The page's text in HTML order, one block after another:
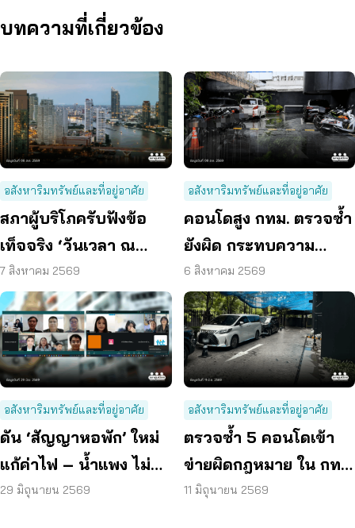
บทความที่เกี่ยวข้อง
อสังหาริมทรัพย์และที่อยู่อาศัย
สภาผู้บริโภครับฟังข้อ
เท็จจริง ‘วันเวลา ณ
เจ้าพระยา’ ยืนยันมีถนน
6 ม. รอบอาคาร
7 สิงหาคม 2569
อสังหาริมทรัพย์และที่อยู่อาศัย
คอนโดสูง กทม. ตรวจซ้ำ
ยังผิด กระทบความ
ปลอดภัย
6 สิงหาคม 2569
อสังหาริมทรัพย์และที่อยู่อาศัย
ดัน ‘สัญญาหอพัก’ ใหม่
แก้ค่าไฟ – น้ำแพง ไม่
คืนเงินประกัน
29 มิถุนายน 2569
อสังหาริมทรัพย์และที่อยู่อาศัย
ตรวจซ้ำ 5 คอนโดเข้า
ข่ายผิดกฎหมาย ใน กทม.
พบยังไม่แก้ไข ปล่อยผู้
11 มิถุนายน 2569